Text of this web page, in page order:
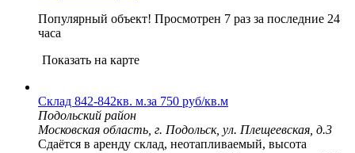
Популярный объект! Просмотрен 7 раз за последние 24
часа
Показать на карте
Склад 842-842кв. м.за 750 руб/кв.м
Подольский район
Московская область, г. Подольск, ул. Плещеевская, д.3
Сдаётся в аренду склад, неотапливаемый, высота